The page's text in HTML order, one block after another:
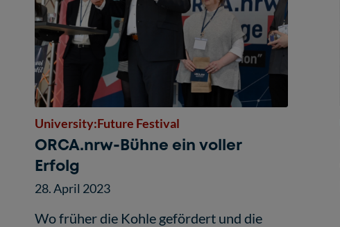
University:Future Festival
ORCA.nrw-Bühne ein voller
Erfolg
28. April 2023
Wo früher die Kohle gefördert und die